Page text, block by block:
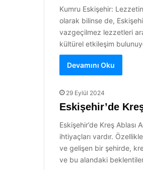
Kumru Eskişehir:
olarak bilinse de,
vazgeçilmez lezzetleri
kültürel etkileşim
Devamını Oku
29 Eylül 2024
Eskişehir’de
Eskişehir’de Kreş
ihtiyaçları vardır.
ve gelişen bir şehirde,
ve bu alandaki